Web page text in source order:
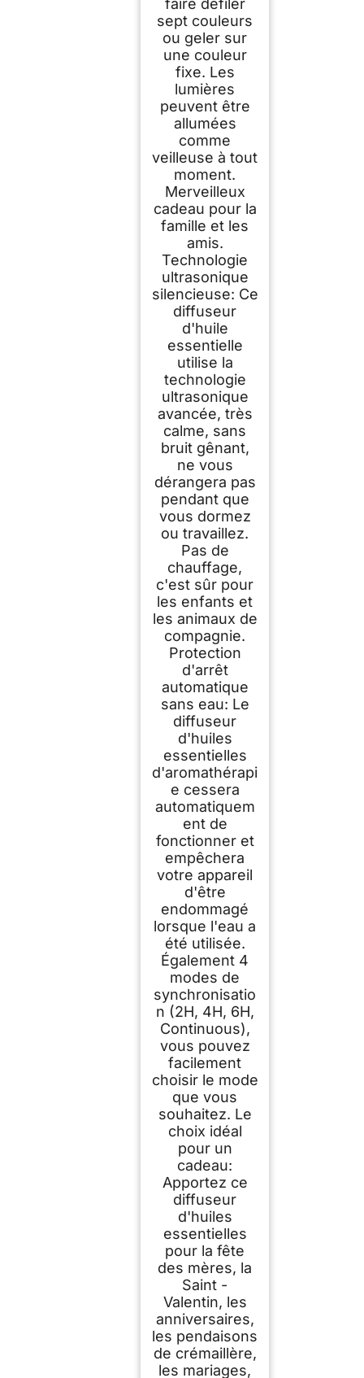
faire défiler
sept couleurs
ou geler sur
une couleur
fixe. Les
lumières
peuvent être
allumées
comme
veilleuse à tout
moment.
Merveilleux
cadeau pour la
famille et les
amis.
Technologie
ultrasonique
silencieuse: Ce
diffuseur
d'huile
essentielle
utilise la
technologie
ultrasonique
avancée, très
calme, sans
bruit gênant,
ne vous
dérangera pas
pendant que
vous dormez
ou travaillez.
Pas de
chauffage,
c'est sûr pour
les enfants et
les animaux de
compagnie.
Protection
d'arrêt
automatique
sans eau: Le
diffuseur
d'huiles
essentielles
d'aromathérapi
e cessera
automatiquem
ent de
fonctionner et
empêchera
votre appareil
d'être
endommagé
lorsque l'eau a
été utilisée.
Également 4
modes de
synchronisatio
n (2H, 4H, 6H,
Continuous),
vous pouvez
facilement
choisir le mode
que vous
souhaitez. Le
choix idéal
pour un
cadeau:
Apportez ce
diffuseur
d'huiles
essentielles
pour la fête
des mères, la
Saint -
Valentin, les
anniversaires,
les pendaisons
de crémaillère,
les mariages,